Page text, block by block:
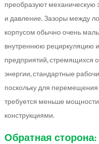
преобразуют механическую
и давление. Зазоры между
корпусом обычно очень
внутреннюю рециркуляцию
предприятий, стремящихся
энергии, стандартные
поскольку для
требуется меньше
конструкциями.
Обратная